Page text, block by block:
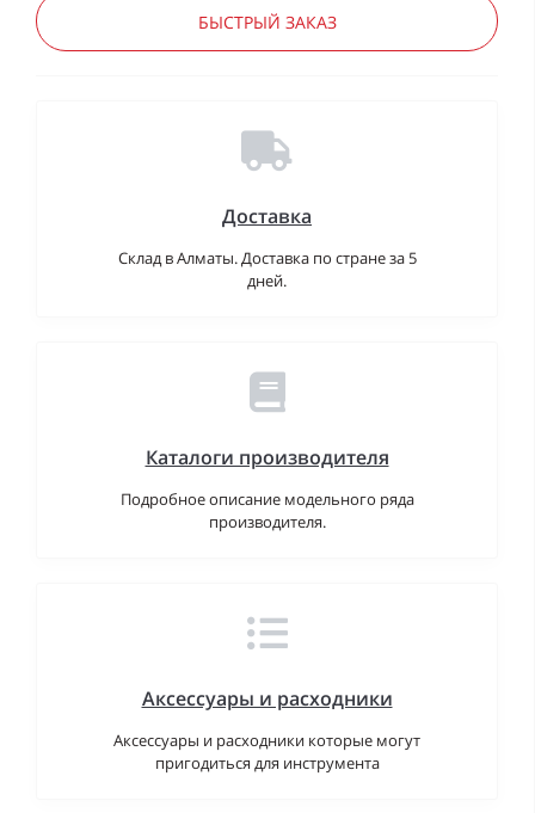
БЫСТРЫЙ ЗАКАЗ
Доставка
Склад в Алматы. Доставка по стране за 5
дней.
Каталоги производителя
Подробное описание модельного ряда
производителя.
Аксессуары и расходники
Аксессуары и расходники которые могут
пригодиться для инструмента